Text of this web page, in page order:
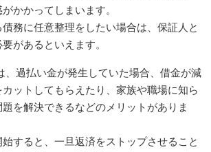
かかってしまいます。
務に任意整理をしたい場合は、保証人と
があるといえます。
、過払い金が発生していた場合、借金が減
ットしてもらえたり、家族や職場に知ら
を解決できるなどのメリットがありま
すると、一旦返済をストップさせること